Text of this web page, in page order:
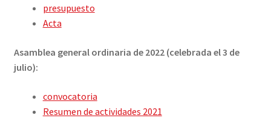
presupuesto
Acta
Asamblea general ordinaria de 2022 (celebrada el 3 de
julio):
convocatoria
Resumen de actividades 2021